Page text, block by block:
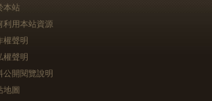
本站
利用本站資源
權聲明
權聲明
公開閱覽說明
地圖